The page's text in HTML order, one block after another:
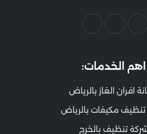
اهم الخدمات:
افران الغاز بالرياض
مكيفات بالرياض
تنظيف بالخرج